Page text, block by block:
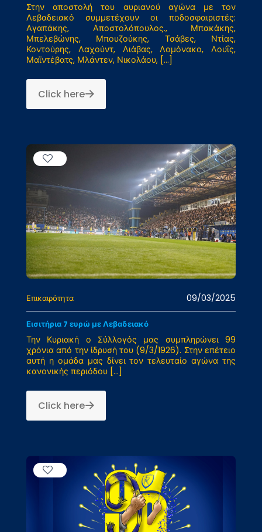
Στην αποστολή του αυριανού αγώνα με τον
Λεβαδειακό συμμετέχουν οι ποδοσφαιριστές:
Αγαπάκης, Αποστολόπουλος., Μπακάκης,
Μπελεβώνης, Μπουζούκης, Τσάβες, Ντίας,
Κοντούρης, Λαχούντ, Λιάβας, Λομόνακο, Λουΐς,
Μαϊντέβατς, Μλάντεν, Νικολάου, […]
Click here
Επικαιρότητα 09/03/2025
Εισιτήρια 7 ευρώ με Λεβαδειακό
Την Κυριακή ο Σύλλογός μας συμπληρώνει 99
χρόνια από την ίδρυσή του (9/3/1926). Στην επέτειο
αυτή η ομάδα μας δίνει τον τελευταίο αγώνα της
κανονικής περιόδου […]
Click here